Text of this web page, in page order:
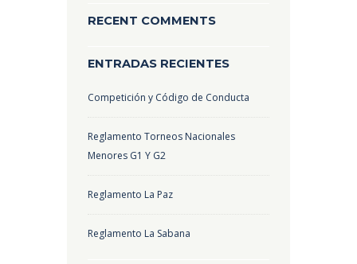
RECENT COMMENTS
ENTRADAS RECIENTES
Competición y Código de Conducta
Reglamento Torneos Nacionales
Menores G1 Y G2
Reglamento La Paz
Reglamento La Sabana